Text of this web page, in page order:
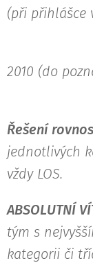
(při přihlášce
na BÚ
2010 (do
Řešení
jednotlivých
vždy LOS.
ABSOLUTNÍ
tým s
kategorii či